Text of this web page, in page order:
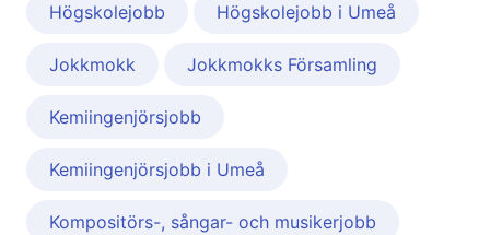
Högskolejobb Högskolejobb i Umeå
Jokkmokk Jokkmokks Församling
Kemiingenjörsjobb
Kemiingenjörsjobb i Umeå
Kompositörs-, sångar- och musikerjobb